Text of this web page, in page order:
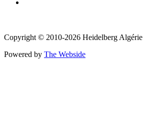
Copyright © 2010-2026 Heidelberg Algérie
Powered by The Webside